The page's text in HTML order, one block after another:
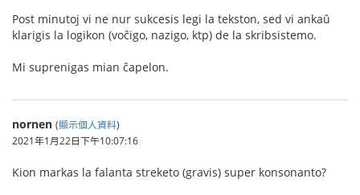
Post minutoj vi ne nur sukcesis legi la tekston, sed vi ankaŭ
klarigis la logikon (voĉigo, nazigo, ktp) de la skribsistemo.
Mi suprenigas mian ĉapelon.
nornen (顯示個人資料)
2021年1月22日下午10:07:16
Kion markas la falanta streketo (gravis) super konsonanto?